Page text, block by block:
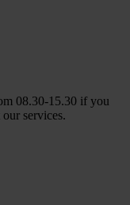
08.30-15.30 if you
services.